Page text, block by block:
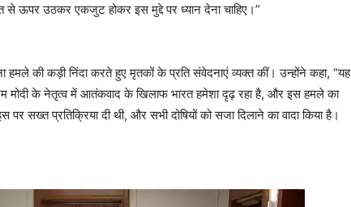
से ऊपर उठकर एकजुट होकर इस मुद्दे पर ध्यान देना चाहिए।”
हमले की कड़ी निंदा करते हुए मृतकों के प्रति संवेदनाएं व्यक्त कीं। उन्होंने कहा, “यह
मोदी के नेतृत्व में आतंकवाद के खिलाफ भारत हमेशा दृढ़ रहा है, और इस हमले का
पर सख्त प्रतिक्रिया दी थी, और सभी दोषियों को सजा दिलाने का वादा किया है।